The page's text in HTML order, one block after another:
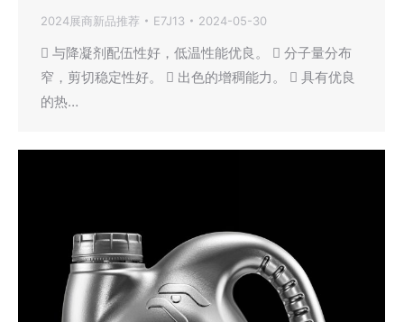
2024展商新品推荐 E7J13 2024-05-30
 与降凝剂配伍性好，低温性能优良。  分子量分布
窄，剪切稳定性好。  出色的增稠能力。  具有优良
的热…